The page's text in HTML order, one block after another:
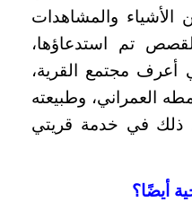
الأشياء والمشاهدات
تم استدعاؤها،
أعرف مجتمع القرية،
العمراني، وطبيعته
ذلك في خدمة قريتي
أيضًا؟